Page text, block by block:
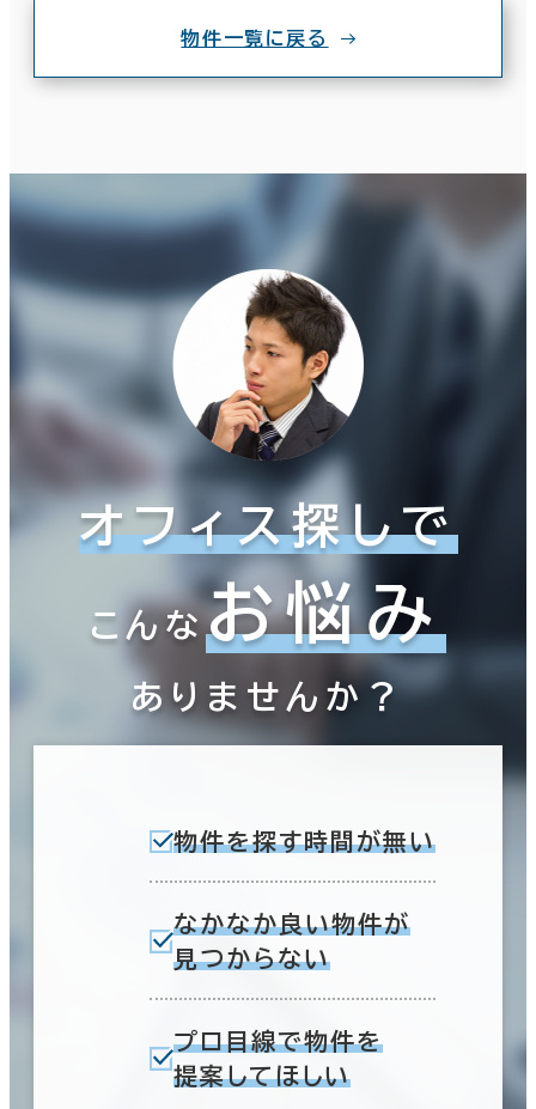
物件一覧に戻る
オフィス探しで
こんなお悩み
ありませんか？
物件を探す時間が無い
なかなか良い物件が
見つからない
プロ目線で物件を
提案してほしい